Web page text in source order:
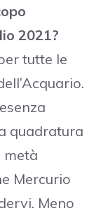
2021?
tutte le
quadratura
metà
Mercurio
Meno